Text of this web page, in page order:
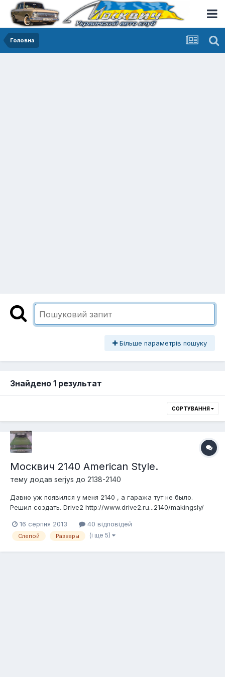
Головна
Більше параметрів пошуку
Знайдено 1 результат
СОРТУВАННЯ
Москвич 2140 American Style.
тему додав serjys до 2138-2140
Давно уж появился у меня 2140 , а гаража тут не было.
Решил создать. Drive2 http://www.drive2.ru...2140/makingsly/
заменен задний ртц, заменены рулевые наконечники,
поменяны задние фонари, лампы в передних фарах,
16 серпня 2013 40 відповідей
Слепой Развары (і ще 5)